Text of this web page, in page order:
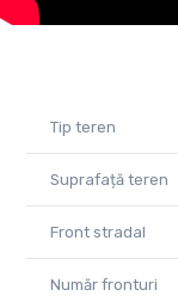
Tip teren
Suprafață teren
Front stradal
Număr fronturi